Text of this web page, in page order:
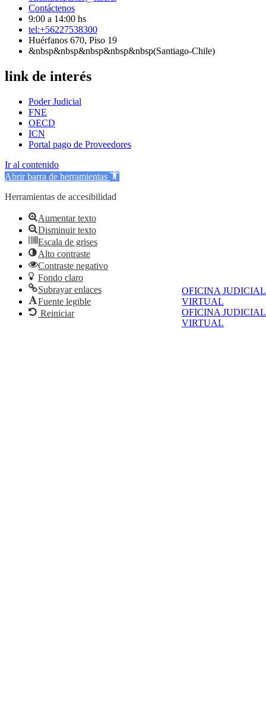
OFICINA JUDICIAL
VIRTUAL
OFICINA JUDICIAL
VIRTUAL
Contáctenos
9:00 a 14:00 hs
tel:+56227538300
Huérfanos 670, Piso 19
&nbsp&nbsp&nbsp&nbsp&nbsp(Santiago-Chile)
link de interés
Poder Judicial
FNE
OECD
ICN
Portal pago de Proveedores
Ir al contenido
Abrir barra de herramientas
Herramientas de accesibilidad
Aumentar texto
Disminuir texto
Escala de grises
Alto contraste
Contraste negativo
Fondo claro
Subrayar enlaces
Fuente legible
Reiniciar